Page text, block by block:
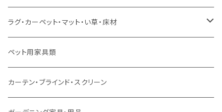
スツール・オットマン
ソファ付属品
クッション・座椅子
セミダブルサイズ（マットレス付）
ダブルサイズ（マットレス付）
ダブルサイズ以上（マットレス付）
リフティングテーブル
サイドテーブル・コーヒーテーブル
デスク
キッズチェア
オフィスチェア・ゲーミングチェア
ダイニングベンチ・スツール
こたつ布団
コタツ・布団セット
本棚・シェルフ
食器棚・収納庫
レンジ台・カウンター
ラグ・カーペット・マット・い草・床材
マット・フロアタイル
ラグ
ペット用家具類
カーテン・ブラインド・スクリーン